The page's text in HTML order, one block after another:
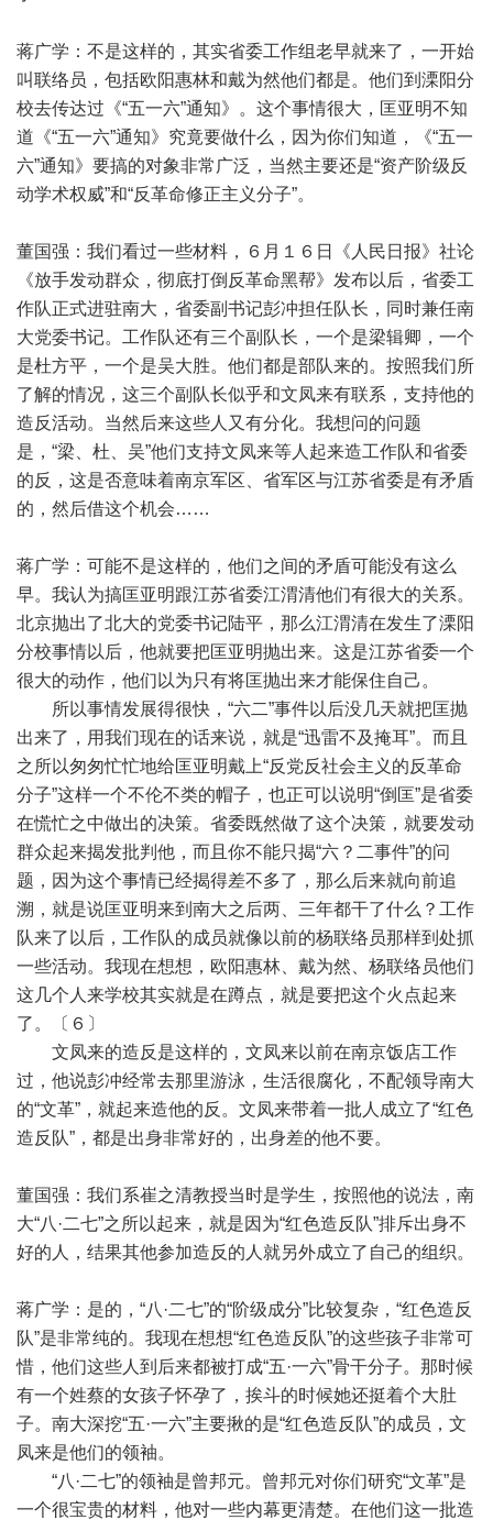
蒋广学：不是这样的，其实省委工作组老早就来了，一开始
叫联络员，包括欧阳惠林和戴为然他们都是。他们到溧阳分
校去传达过《“五一六”通知》。这个事情很大，匡亚明不知
道《“五一六”通知》究竟要做什么，因为你们知道，《“五一
六”通知》要搞的对象非常广泛，当然主要还是“资产阶级反
动学术权威”和“反革命修正主义分子”。
董国强：我们看过一些材料，６月１６日《人民日报》社论
《放手发动群众，彻底打倒反革命黑帮》发布以后，省委工
作队正式进驻南大，省委副书记彭冲担任队长，同时兼任南
大党委书记。工作队还有三个副队长，一个是梁辑卿，一个
是杜方平，一个是吴大胜。他们都是部队来的。按照我们所
了解的情况，这三个副队长似乎和文凤来有联系，支持他的
造反活动。当然后来这些人又有分化。我想问的问题
是，“梁、杜、吴”他们支持文凤来等人起来造工作队和省委
的反，这是否意味着南京军区、省军区与江苏省委是有矛盾
的，然后借这个机会……
蒋广学：可能不是这样的，他们之间的矛盾可能没有这么
早。我认为搞匡亚明跟江苏省委江渭清他们有很大的关系。
北京抛出了北大的党委书记陆平，那么江渭清在发生了溧阳
分校事情以后，他就要把匡亚明抛出来。这是江苏省委一个
很大的动作，他们以为只有将匡抛出来才能保住自己。
所以事情发展得很快，“六二”事件以后没几天就把匡抛
出来了，用我们现在的话来说，就是“迅雷不及掩耳”。而且
之所以匆匆忙忙地给匡亚明戴上“反党反社会主义的反革命
分子”这样一个不伦不类的帽子，也正可以说明“倒匡”是省委
在慌忙之中做出的决策。省委既然做了这个决策，就要发动
群众起来揭发批判他，而且你不能只揭“六？二事件”的问
题，因为这个事情已经揭得差不多了，那么后来就向前追
溯，就是说匡亚明来到南大之后两、三年都干了什么？工作
队来了以后，工作队的成员就像以前的杨联络员那样到处抓
一些活动。我现在想想，欧阳惠林、戴为然、杨联络员他们
这几个人来学校其实就是在蹲点，就是要把这个火点起来
了。〔６〕
文凤来的造反是这样的，文凤来以前在南京饭店工作
过，他说彭冲经常去那里游泳，生活很腐化，不配领导南大
的“文革”，就起来造他的反。文凤来带着一批人成立了“红色
造反队”，都是出身非常好的，出身差的他不要。
董国强：我们系崔之清教授当时是学生，按照他的说法，南
大“八·二七”之所以起来，就是因为“红色造反队”排斥出身不
好的人，结果其他参加造反的人就另外成立了自己的组织。
蒋广学：是的，“八·二七”的“阶级成分”比较复杂，“红色造反
队”是非常纯的。我现在想想“红色造反队”的这些孩子非常可
惜，他们这些人到后来都被打成“五·一六”骨干分子。那时候
有一个姓蔡的女孩子怀孕了，挨斗的时候她还挺着个大肚
子。南大深挖“五·一六”主要揪的是“红色造反队”的成员，文
凤来是他们的领袖。
“八·二七”的领袖是曾邦元。曾邦元对你们研究“文革”是
一个很宝贵的材料，他对一些内幕更清楚。在他们这一批造